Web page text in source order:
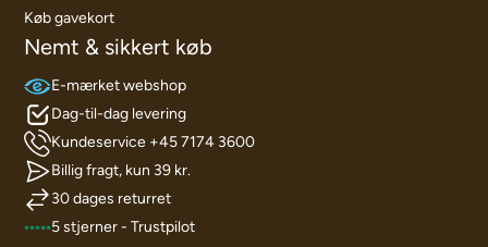
Køb gavekort
Nemt & sikkert køb
E-mærket webshop
Dag-til-dag levering
Kundeservice +45 7174 3600
Billig fragt, kun 39 kr.
30 dages returret
5 stjerner - Trustpilot